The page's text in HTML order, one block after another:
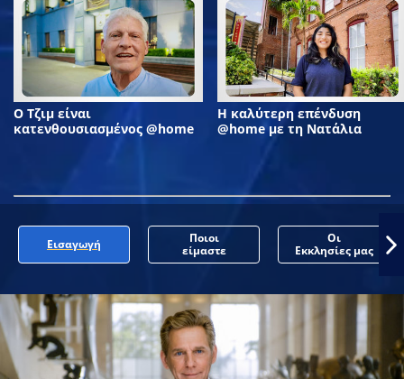
Ο Τζιμ είναι
κατενθουσιασμένος @home
Η καλύτερη επένδυση
@home με τη Νατάλια
Εισαγωγή
Ποιοι
είμαστε
Οι
Εκκλησίες μας